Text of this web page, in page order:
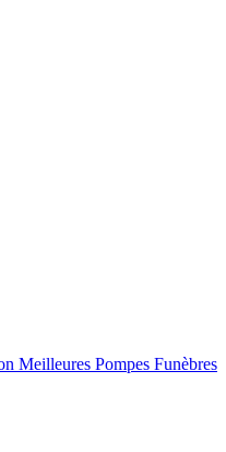
Meilleures Pompes Funèbres